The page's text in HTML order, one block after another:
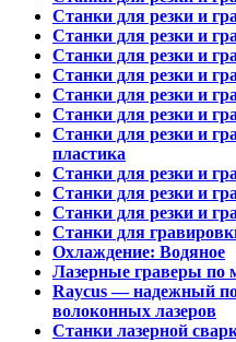
Станки для резки и
Станки для резки и
Станки для резки и
Станки для резки и
Станки для резки и
Станки для резки и
Станки для резки и
пластика
Станки для резки и
Станки для резки и
Станки для резки и
Станки для
Охлаждение: Водяное
Лазерные граверы по
Raycus — надежный
волоконных лазеров
Cтанки лазерной